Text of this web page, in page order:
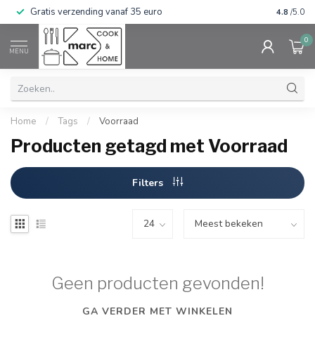
Gratis verzending vanaf 35 euro 4.8 /5.0
MENU
0
Home / Tags / Voorraad
Producten getagd met Voorraad
Filters
Geen producten gevonden!
GA VERDER MET WINKELEN